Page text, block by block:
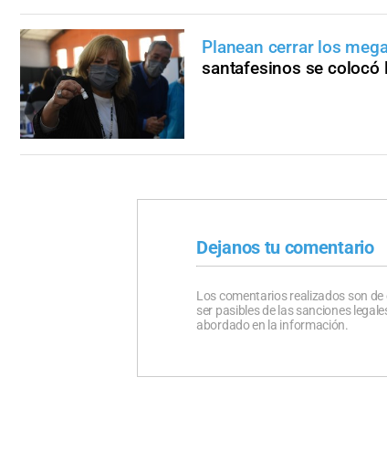
Planean cerrar los
santafesinos se colocó
Dejanos tu comentario
Los comentarios realizados son
ser pasibles de las sanciones
abordado en la información.